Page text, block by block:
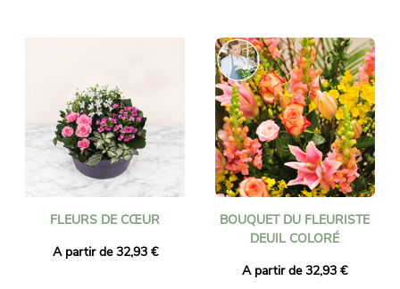
FLEURS DE CŒUR
A partir de 32,93 €
BOUQUET DU FLEURISTE
DEUIL COLORÉ
A partir de 32,93 €